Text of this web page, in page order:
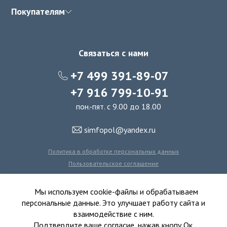
Покупателям
Связаться с нами
+7 499 391-89-07
+7 916 799-10-91
пон.-пят. с 9.00 до 18.00
simfopol@yandex.ru
Политика в обработке персональных данных
Пользовательское соглашение
Политика использования файлов cookie
© 2016-2026 Симфония Пола - интернет-магазин
Мы используем cookie-файлы и обрабатываем
персональные данные. Это улучшает работу сайта и
взаимодействие с ним.
Подтвердите ваше согласие, нажав кнопу Ок.